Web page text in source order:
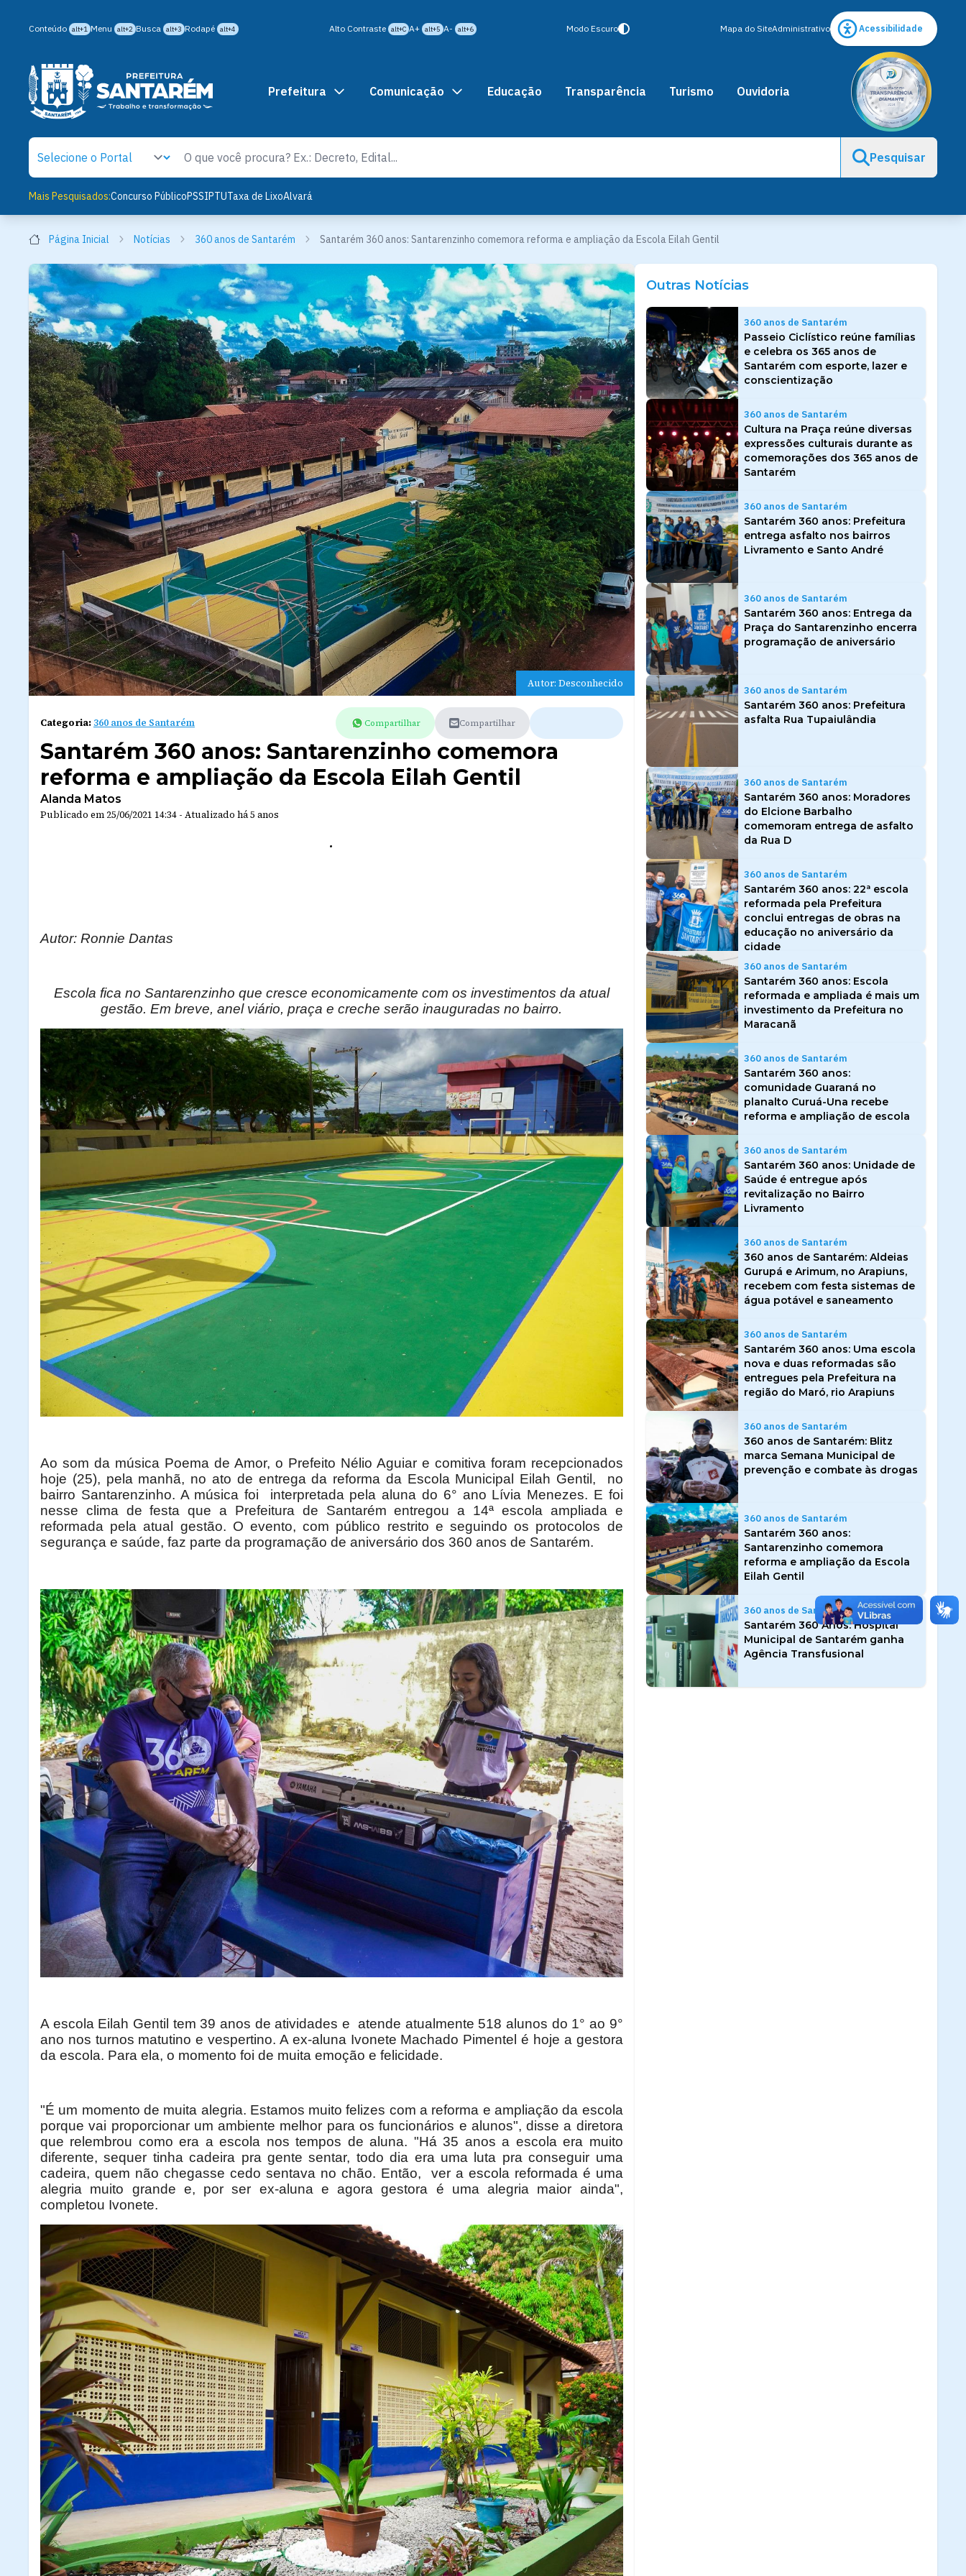
Conteúdo alt+1 Menu alt+2 Busca alt+3 Rodapé alt+4 Alto Contraste alt+C A+ alt+5 A- alt+6 Modo Escuro Mapa do SiteAdministrativo Acessibilidade
Prefeitura Comunicação Educação Transparência Turismo Ouvidoria
Pesquisar
Mais Pesquisados:Concurso PúblicoPSSIPTUTaxa de LixoAlvará
Página Inicial Notícias 360 anos de Santarém Santarém 360 anos: Santarenzinho comemora reforma e ampliação da Escola Eilah Gentil
Autor: Desconhecido
Categoria:360 anos de Santarém Compartilhar Compartilhar
Santarém 360 anos: Santarenzinho comemora
reforma e ampliação da Escola Eilah Gentil
Alanda Matos
Publicado em 25/06/2021 14:34 - Atualizado há 5 anos
.
Autor: Ronnie Dantas
Escola fica no Santarenzinho que cresce economicamente com os investimentos da atual
gestão. Em breve, anel viário, praça e creche serão inauguradas no bairro.
Ao som da música Poema de Amor, o Prefeito Nélio Aguiar e comitiva foram recepcionados
hoje (25), pela manhã, no ato de entrega da reforma da Escola Municipal Eilah Gentil, no
bairro Santarenzinho. A música foi interpretada pela aluna do 6° ano Lívia Menezes. E foi
nesse clima de festa que a Prefeitura de Santarém entregou a 14ª escola ampliada e
reformada pela atual gestão. O evento, com público restrito e seguindo os protocolos de
segurança e saúde, faz parte da programação de aniversário dos 360 anos de Santarém.
A escola Eilah Gentil tem 39 anos de atividades e atende atualmente 518 alunos do 1° ao 9°
ano nos turnos matutino e vespertino. A ex-aluna Ivonete Machado Pimentel é hoje a gestora
da escola. Para ela, o momento foi de muita emoção e felicidade.
"É um momento de muita alegria. Estamos muito felizes com a reforma e ampliação da escola
porque vai proporcionar um ambiente melhor para os funcionários e alunos", disse a diretora
que relembrou como era a escola nos tempos de aluna. "Há 35 anos a escola era muito
diferente, sequer tinha cadeira pra gente sentar, todo dia era uma luta pra conseguir uma
cadeira, quem não chegasse cedo sentava no chão. Então, ver a escola reformada é uma
alegria muito grande e, por ser ex-aluna e agora gestora é uma alegria maior ainda",
completou Ivonete.
Outras Notícias
360 anos de Santarém
Passeio Ciclístico reúne famílias
e celebra os 365 anos de
Santarém com esporte, lazer e
conscientização
360 anos de Santarém
Cultura na Praça reúne diversas
expressões culturais durante as
comemorações dos 365 anos de
Santarém
360 anos de Santarém
Santarém 360 anos: Prefeitura
entrega asfalto nos bairros
Livramento e Santo André
360 anos de Santarém
Santarém 360 anos: Entrega da
Praça do Santarenzinho encerra
programação de aniversário
360 anos de Santarém
Santarém 360 anos: Prefeitura
asfalta Rua Tupaiulândia
360 anos de Santarém
Santarém 360 anos: Moradores
do Elcione Barbalho
comemoram entrega de asfalto
da Rua D
360 anos de Santarém
Santarém 360 anos: 22ª escola
reformada pela Prefeitura
conclui entregas de obras na
educação no aniversário da
cidade
360 anos de Santarém
Santarém 360 anos: Escola
reformada e ampliada é mais um
investimento da Prefeitura no
Maracanã
360 anos de Santarém
Santarém 360 anos:
comunidade Guaraná no
planalto Curuá-Una recebe
reforma e ampliação de escola
360 anos de Santarém
Santarém 360 anos: Unidade de
Saúde é entregue após
revitalização no Bairro
Livramento
360 anos de Santarém
360 anos de Santarém: Aldeias
Gurupá e Arimum, no Arapiuns,
recebem com festa sistemas de
água potável e saneamento
360 anos de Santarém
Santarém 360 anos: Uma escola
nova e duas reformadas são
entregues pela Prefeitura na
região do Maró, rio Arapiuns
360 anos de Santarém
360 anos de Santarém: Blitz
marca Semana Municipal de
prevenção e combate às drogas
360 anos de Santarém
Santarém 360 anos:
Santarenzinho comemora
reforma e ampliação da Escola
Eilah Gentil
360 anos de Santarém
Santarém 360 Anos: Hospital
Municipal de Santarém ganha
Agência Transfusional